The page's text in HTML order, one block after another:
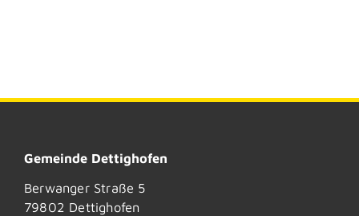
Gemeinde Dettighofen
Berwanger Straße 5
79802 Dettighofen